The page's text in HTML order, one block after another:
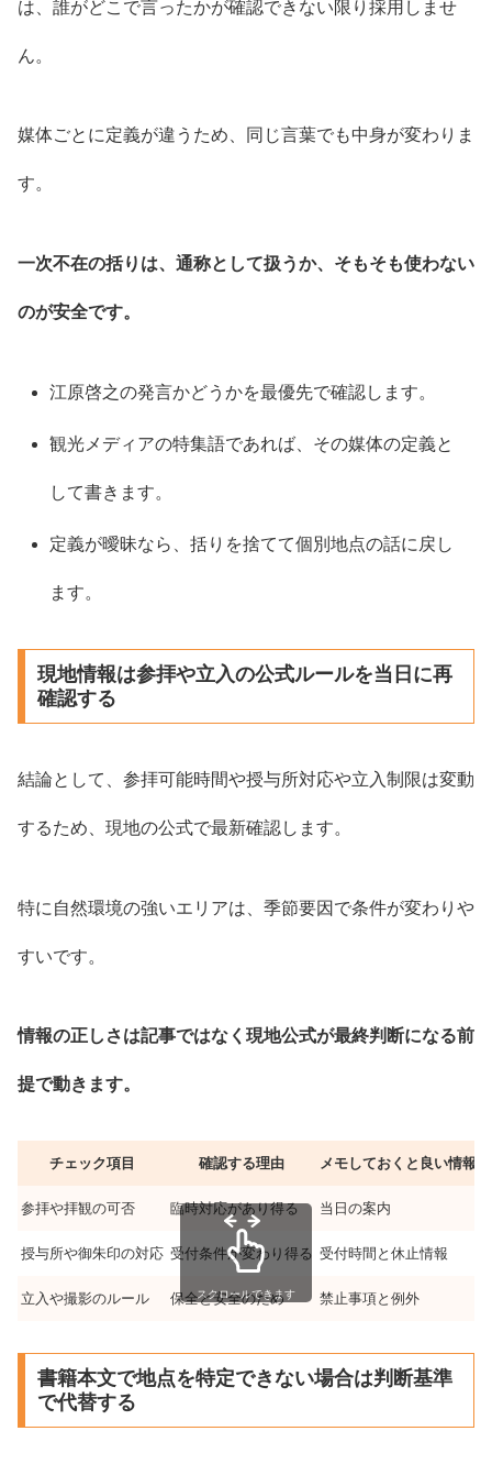
は、誰がどこで言ったかが確認できない限り採用しませ
ん。
媒体ごとに定義が違うため、同じ言葉でも中身が変わりま
す。
一次不在の括りは、通称として扱うか、そもそも使わない
のが安全です。
江原啓之の発言かどうかを最優先で確認します。
観光メディアの特集語であれば、その媒体の定義と
して書きます。
定義が曖昧なら、括りを捨てて個別地点の話に戻し
ます。
現地情報は参拝や立入の公式ルールを当日に再
確認する
結論として、参拝可能時間や授与所対応や立入制限は変動
するため、現地の公式で最新確認します。
特に自然環境の強いエリアは、季節要因で条件が変わりや
すいです。
情報の正しさは記事ではなく現地公式が最終判断になる前
提で動きます。
チェック項目 確認する理由 メモしておくと良い情報
参拝や拝観の可否 臨時対応があり得る 当日の案内
授与所や御朱印の対応 受付条件が変わり得る 受付時間と休止情報
立入や撮影のルール 保全と安全のため 禁止事項と例外
スクロールできます
書籍本文で地点を特定できない場合は判断基準
で代替する